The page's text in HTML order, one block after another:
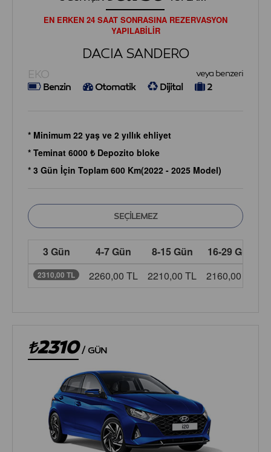
EN ERKEN 24 SAAT SONRASINA REZERVASYON
YAPILABİLİR
DACIA SANDERO
EKO veya benzeri
Benzin Otomatik Dijital 2
* Minimum 22 yaş ve 2 yıllık ehliyet
* Teminat 6000 ₺ Depozito bloke
* 3 Gün İçin Toplam 600 Km(2022 - 2025 Model)
3 Gün 4-7 Gün 8-15 Gün 16-29 Gün
2310,00 TL 2260,00 TL 2210,00 TL 2160,00 TL
2310 / GÜN